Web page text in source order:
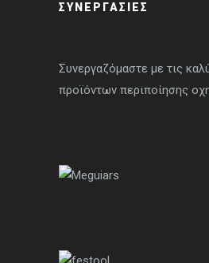
ΣΥΝΕΡΓΑΣΙΕΣ
Συνεργαζόμαστε με τις
προϊόντων περιποίησης